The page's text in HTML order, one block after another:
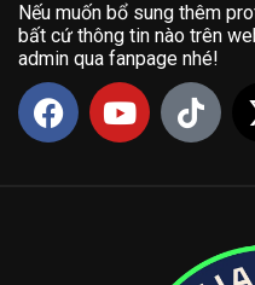
Nếu muốn bổ sung thêm
bất cứ thông tin nào trên
admin qua fanpage nhé!